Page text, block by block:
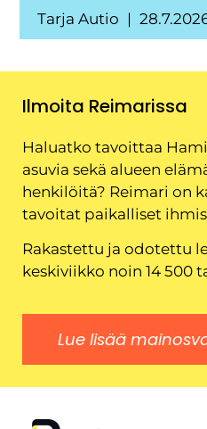
Tarja Autio
Ilmoita Reimarissa
Haluatko tavoittaa
asuvia sekä alueen
henkilöitä? Reimari on
tavoitat paikalliset
Rakastettu ja odotettu
keskiviikko noin 14 500
Lue lisää